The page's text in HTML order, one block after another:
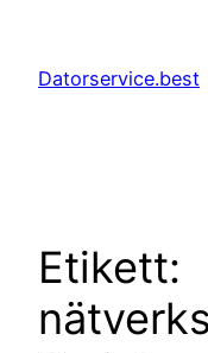
innehåll
Datorservice.best
Etikett: